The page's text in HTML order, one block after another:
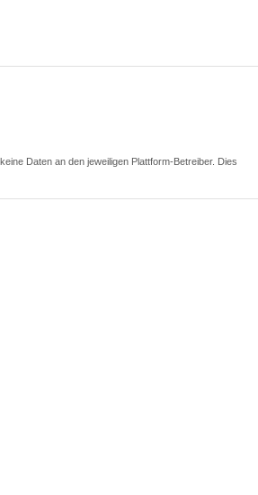
Daten an den jeweiligen Plattform-Betreiber. Dies